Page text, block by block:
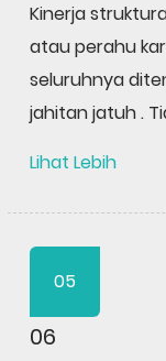
Kinerja
atau perahu
seluruhnya
jahitan jatuh .
Lihat Lebih
05
06